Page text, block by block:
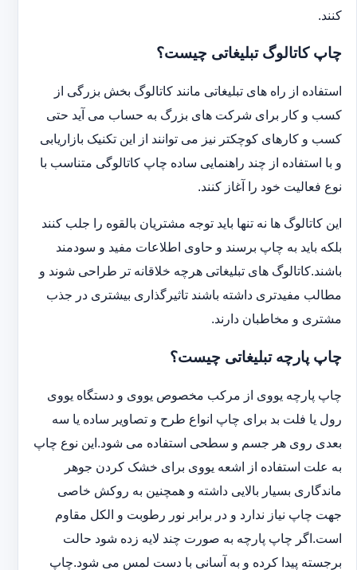
کنند.
چاپ کاتالوگ تبلیغاتی چیست؟
استفاده از راه های تبلیغاتی مانند کاتالوگ بخش بزرگی از
کسب و کار برای شرکت های بزرگ به حساب می آید حتی
کسب و کارهای کوچکتر نیز می توانند از این تکنیک بازاریابی
و با استفاده از چند راهنمایی ساده چاپ کاتالوگی متناسب با
نوع فعالیت خود را آغاز کنند.
این کاتالوگ ها نه تنها باید توجه مشتریان بالقوه را جلب کنند
بلکه باید به چاپ برسند و حاوی اطلاعات مفید و سودمند
باشند.کاتالوگ های تبلیغاتی هرچه خلاقانه تر طراحی شوند و
مطالب مفیدتری داشته باشند تاثیرگذاری بیشتری در جذب
مشتری و مخاطبان دارند.
چاپ پارچه تبلیغاتی چیست؟
چاپ پارچه یووی از مرکب مخصوص یووی و دستگاه یووی
رول یا فلت بد برای چاپ انواع طرح و تصاویر ساده یا سه
بعدی روی هر جسم و سطحی استفاده می شود.این نوع چاپ
به علت استفاده از اشعه یووی برای خشک کردن جوهر
ماندگاری بسیار بالایی داشته و همچنین به روکش خاصی
جهت چاپ نیاز ندارد و در برابر نور رطوبت و الکل مقاوم
است.اگر چاپ پارچه به صورت چند لایه زده شود حالت
برجسته پیدا کرده و به آسانی با دست لمس می شود.چاپ